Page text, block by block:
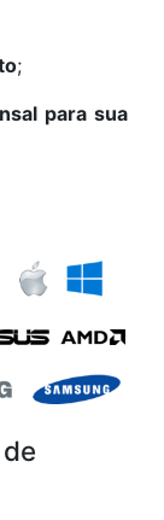
;
para sua